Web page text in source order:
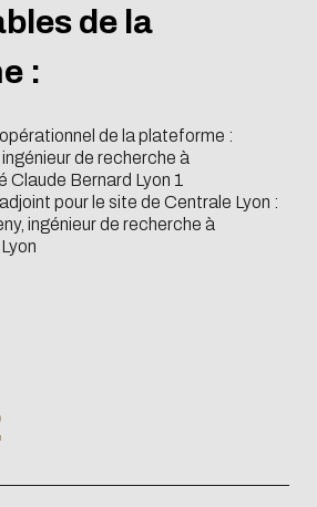
de la
:
de la plateforme :
de recherche à
Claude Bernard Lyon 1
pour le site de Centrale Lyon :
ingénieur de recherche à